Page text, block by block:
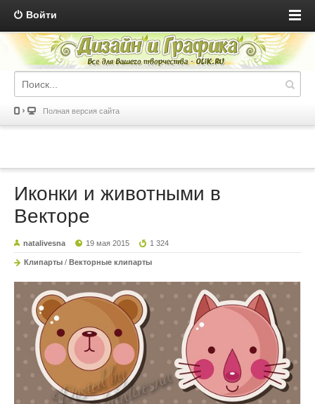
Войти
Полная версия сайта
Иконки и животными в
Векторе
natalivesna 19 мая 2015 1 324
Клипарты / Векторные клипарты